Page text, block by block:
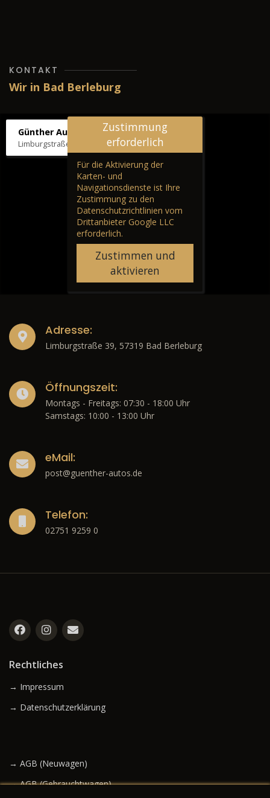
KONTAKT
Wir in Bad Berleburg
Günther Autos & Service
Limburgstraße 39, 57319 Bad Berleburg
Zustimmung
erforderlich
Für die Aktivierung der
Karten- und
Navigationsdienste ist Ihre
Zustimmung zu den
Datenschutzrichtlinien vom
Drittanbieter Google LLC
erforderlich.
Zustimmen und
aktivieren
Adresse:
Limburgstraße 39, 57319 Bad Berleburg
Öffnungszeit:
Montags - Freitags: 07:30 - 18:00 Uhr
Samstags: 10:00 - 13:00 Uhr
eMail:
post@guenther-autos.de
Telefon:
02751 9259 0
Rechtliches
→ Impressum
→ Datenschutzerklärung
→ AGB (Neuwagen)
→ AGB (Gebrauchtwagen)